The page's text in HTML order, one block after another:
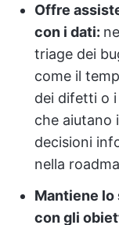
Offre
con i dati:
triage dei
come il
dei difetti o
che aiutano
decisioni
nella
Mantiene
con gli